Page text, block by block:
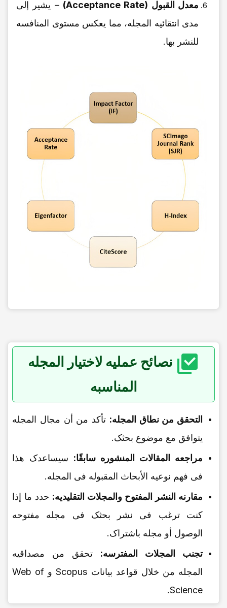
معدل القبول (Acceptance Rate)
– یشیر إلى
مدى انتقائیه المجله، مما یعکس مستوى المنافسه
للنشر بها.
نصائح عملیه لاختیار المجله
المناسبه
التحقق من نطاق المجله: تأکد من أن مجال المجله
یتوافق مع موضوع بحثک.
مراجعه المقالات المنشوره سابقًا: سیساعدک هذا
فی فهم نوعیه الأبحاث المقبوله فی المجله.
مقارنه النشر المفتوح والمجلات التقلیدیه: حدد ما إذا
کنت ترغب فی نشر بحثک فی مجله مفتوحه
الوصول أو مجله باشتراک.
تجنب المجلات المفترسه: تحقق من مصداقیه
المجله من خلال قواعد بیانات Scopus و Web of
Science.